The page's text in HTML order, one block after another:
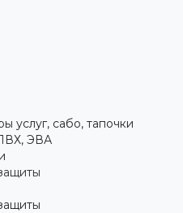
услуг, сабо, тапочки
ЭВА